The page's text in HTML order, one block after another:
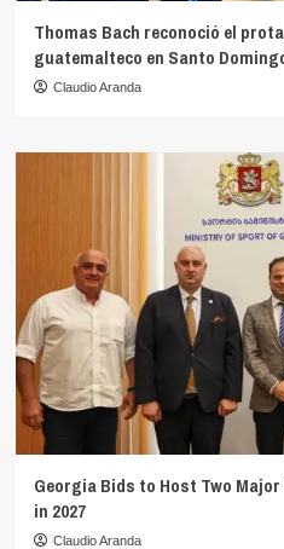
Thomas Bach reconoció el
guatemalteco en Santo
Claudio Aranda
Georgia Bids to Host Two
in 2027
Claudio Aranda